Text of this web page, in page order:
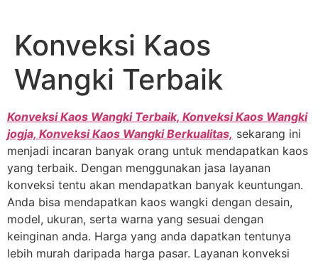
kontenKonveksi Kaos
Wangki Terbaik
Konveksi Kaos Wangki Terbaik, Konveksi Kaos Wangki
jogja, Konveksi Kaos Wangki Berkualitas, sekarang ini
menjadi incaran banyak orang untuk mendapatkan kaos
yang terbaik. Dengan menggunakan jasa layanan
konveksi tentu akan mendapatkan banyak keuntungan.
Anda bisa mendapatkan kaos wangki dengan desain,
model, ukuran, serta warna yang sesuai dengan
keinginan anda. Harga yang anda dapatkan tentunya
lebih murah daripada harga pasar. Layanan konveksi